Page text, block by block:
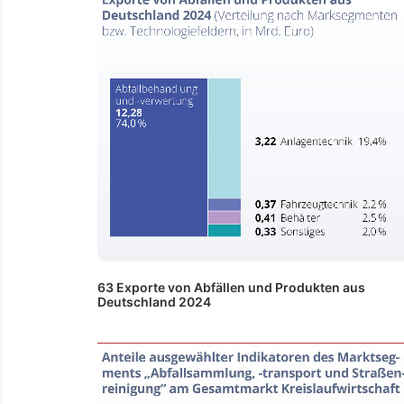
63 Exporte von Abfällen und Produkten aus
Deutschland 2024